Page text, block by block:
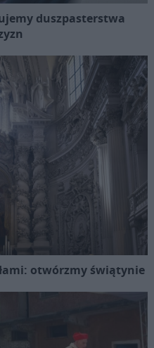
duszpasterstwa
otwórzmy świątynie